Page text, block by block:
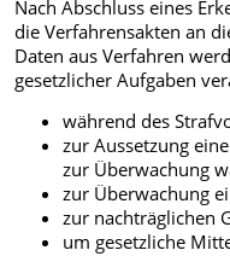
Nach Abschluss eines
die Verfahrensakten an
Daten aus Verfahren
gesetzlicher Aufgaben
während des
zur Aussetzung
zur Überwachung
zur Überwachung
zur nachträglichen
um gesetzliche